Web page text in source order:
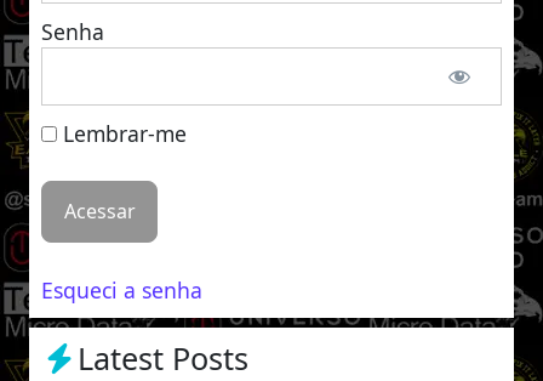
Senha
Lembrar-me
Esqueci a senha
Latest Posts